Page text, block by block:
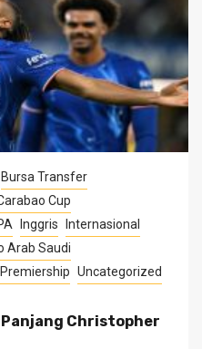
Bursa Transfer
Cup
Inggris
Internasional
Arab Saudi
Uncategorized
Christopher